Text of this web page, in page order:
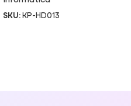
SKU:KP-HD013